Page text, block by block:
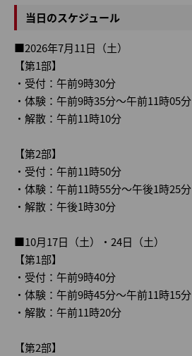
当日のスケジュール
■2026年7月11日（土）
【第1部】
・受付：午前9時30分
・体験：午前9時35分～午前11時05分
・解散：午前11時10分
【第2部】
・受付：午前11時50分
・体験：午前11時55分～午後1時25分
・解散：午後1時30分
■10月17日（土）・24日（土）
【第1部】
・受付：午前9時40分
・体験：午前9時45分～午前11時15分
・解散：午前11時20分
【第2部】